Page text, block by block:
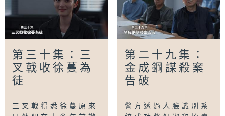
第三十集：三
叉戟收徐蔓為
徒
三叉戟得悉徐蔓原來
第二十九集：
金成鋼謀殺案
告破
警方透過人臉識別系